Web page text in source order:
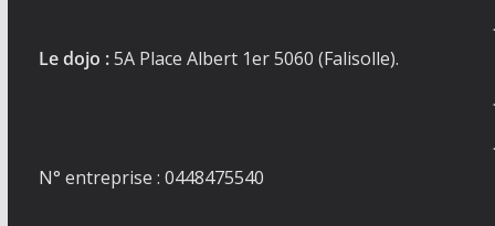
Le dojo :5A Place Albert 1er 5060 (Falisolle).
N° entreprise : 0448475540